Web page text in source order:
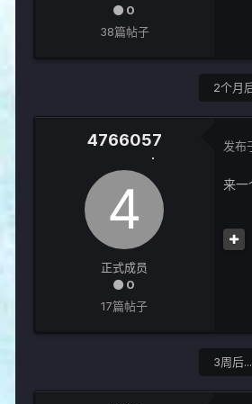
0
38篇帖子
2个月
4766057
正式成员
0
17篇帖子
发布
来一
3周后...